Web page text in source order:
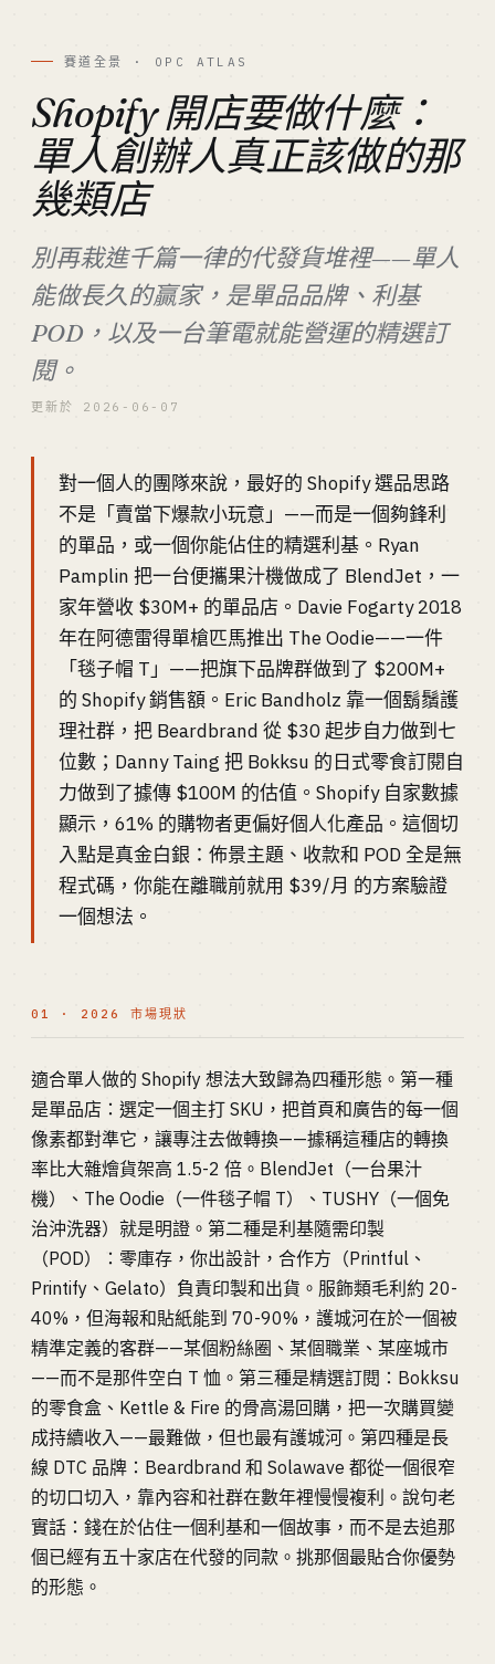
賽道全景 · OPC ATLAS
Shopify 開店要做什麼：
單人創辦人真正該做的那
幾類店
別再栽進千篇一律的代發貨堆裡——單人
能做長久的贏家，是單品品牌、利基
POD，以及一台筆電就能營運的精選訂
閱。
更新於 2026-06-07
對一個人的團隊來說，最好的 Shopify 選品思路
不是「賣當下爆款小玩意」——而是一個夠鋒利
的單品，或一個你能佔住的精選利基。Ryan
Pamplin 把一台便攜果汁機做成了 BlendJet，一
家年營收 $30M+ 的單品店。Davie Fogarty 2018
年在阿德雷得單槍匹馬推出 The Oodie——一件
「毯子帽 T」——把旗下品牌群做到了 $200M+
的 Shopify 銷售額。Eric Bandholz 靠一個鬍鬚護
理社群，把 Beardbrand 從 $30 起步自力做到七
位數；Danny Taing 把 Bokksu 的日式零食訂閱自
力做到了據傳 $100M 的估值。Shopify 自家數據
顯示，61% 的購物者更偏好個人化產品。這個切
入點是真金白銀：佈景主題、收款和 POD 全是無
程式碼，你能在離職前就用 $39/月 的方案驗證
一個想法。
01 · 2026 市場現狀
適合單人做的 Shopify 想法大致歸為四種形態。第一種
是單品店：選定一個主打 SKU，把首頁和廣告的每一個
像素都對準它，讓專注去做轉換——據稱這種店的轉換
率比大雜燴貨架高 1.5-2 倍。BlendJet（一台果汁
機）、The Oodie（一件毯子帽 T）、TUSHY（一個免
治沖洗器）就是明證。第二種是利基隨需印製
（POD）：零庫存，你出設計，合作方（Printful、
Printify、Gelato）負責印製和出貨。服飾類毛利約 20-
40%，但海報和貼紙能到 70-90%，護城河在於一個被
精準定義的客群——某個粉絲圈、某個職業、某座城市
——而不是那件空白 T 恤。第三種是精選訂閱：Bokksu
的零食盒、Kettle & Fire 的骨高湯回購，把一次購買變
成持續收入——最難做，但也最有護城河。第四種是長
線 DTC 品牌：Beardbrand 和 Solawave 都從一個很窄
的切口切入，靠內容和社群在數年裡慢慢複利。說句老
實話：錢在於佔住一個利基和一個故事，而不是去追那
個已經有五十家店在代發的同款。挑那個最貼合你優勢
的形態。